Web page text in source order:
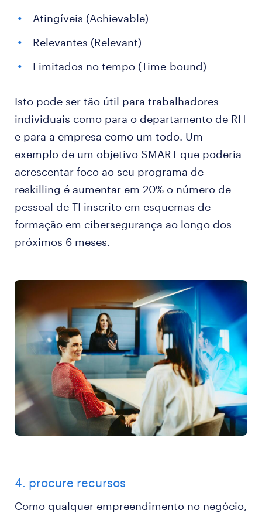
Atingíveis (Achievable)
Relevantes (Relevant)
Limitados no tempo (Time-bound)
Isto pode ser tão útil para trabalhadores
individuais como para o departamento de RH
e para a empresa como um todo. Um
exemplo de um objetivo SMART que poderia
acrescentar foco ao seu programa de
reskilling é aumentar em 20% o número de
pessoal de TI inscrito em esquemas de
formação em cibersegurança ao longo dos
próximos 6 meses.
4. procure recursos
Como qualquer empreendimento no negócio,